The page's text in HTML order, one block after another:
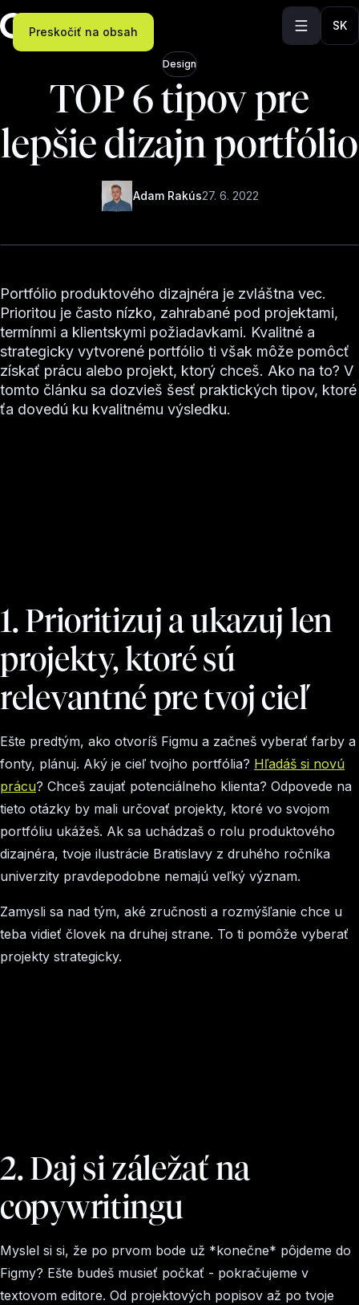
Preskočiť na obsah SK
Design
TOP 6 tipov pre
lepšie dizajn portfólio
Adam Rakús27. 6. 2022
Portfólio produktového dizajnéra je zvláštna vec.
Prioritou je často nízko, zahrabané pod projektami,
termínmi a klientskymi požiadavkami. Kvalitné a
strategicky vytvorené portfólio ti však môže pomôcť
získať prácu alebo projekt, ktorý chceš. Ako na to? V
tomto článku sa dozvieš šesť praktických tipov, ktoré
ťa dovedú ku kvalitnému výsledku.
1. Prioritizuj a ukazuj len
projekty, ktoré sú
relevantné pre tvoj cieľ
Ešte predtým, ako otvoríš Figmu a začneš vyberať farby a
fonty, plánuj. Aký je cieľ tvojho portfólia? Hľadáš si novú
prácu? Chceš zaujať potenciálneho klienta? Odpovede na
tieto otázky by mali určovať projekty, ktoré vo svojom
portfóliu ukážeš. Ak sa uchádzaš o rolu produktového
dizajnéra, tvoje ilustrácie Bratislavy z druhého ročníka
univerzity pravdepodobne nemajú veľký význam.
Zamysli sa nad tým, aké zručnosti a rozmýšľanie chce u
teba vidieť človek na druhej strane. To ti pomôže vyberať
projekty strategicky.
2. Daj si záležať na
copywritingu
Myslel si si, že po prvom bode už *konečne* pôjdeme do
Figmy? Ešte budeš musieť počkať - pokračujeme v
textovom editore. Od projektových popisov až po tvoje